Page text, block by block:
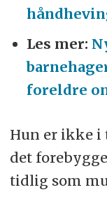
Les mer:
foreldre
Hun er ikke i
det
tidlig som